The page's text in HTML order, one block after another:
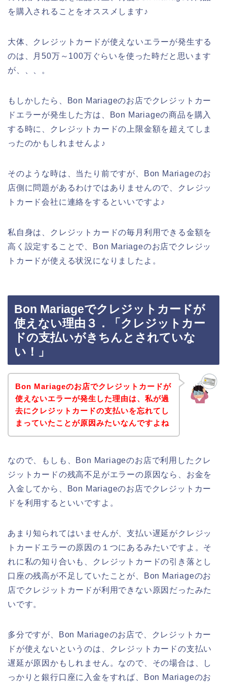
を購入されることをオススメします♪
大体、クレジットカードが使えないエラーが発生する
のは、月50万～100万ぐらいを使った時だと思います
が、、、。
もしかしたら、Bon Mariageのお店でクレジットカー
ドエラーが発生した方は、Bon Mariageの商品を購入
する時に、クレジットカードの上限金額を超えてしま
ったのかもしれませんよ♪
そのような時は、当たり前ですが、Bon Mariageのお
店側に問題があるわけではありませんので、クレジッ
トカード会社に連絡をするといいですよ♪
私自身は、クレジットカードの毎月利用できる金額を
高く設定することで、Bon Mariageのお店でクレジッ
トカードが使える状況になりましたよ。
Bon Mariageでクレジットカードが
使えない理由３．「クレジットカー
ドの支払いがきちんとされていな
い！」
Bon Mariageのお店でクレジットカードが
使えないエラーが発生した理由は、私が過
去にクレジットカードの支払いを忘れてし
まっていたことが原因みたいなんですよね
なので、もしも、Bon Mariageのお店で利用したクレ
ジットカードの残高不足がエラーの原因なら、お金を
入金してから、Bon Mariageのお店でクレジットカー
ドを利用するといいですよ。
あまり知られてはいませんが、支払い遅延がクレジッ
トカードエラーの原因の１つにあるみたいですよ。そ
れに私の知り合いも、クレジットカードの引き落とし
口座の残高が不足していたことが、Bon Mariageのお
店でクレジットカードが利用できない原因だったみた
いです。
多分ですが、Bon Mariageのお店で、クレジットカー
ドが使えないというのは、クレジットカードの支払い
遅延が原因かもしれません。なので、その場合は、し
っかりと銀行口座に入金をすれば、Bon Mariageのお